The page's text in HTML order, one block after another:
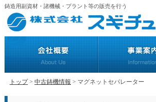
鋳造用副資材・諸機械・プラント等の販売を行う
トップ> 中古鋳機情報 > マグネットセパレーター